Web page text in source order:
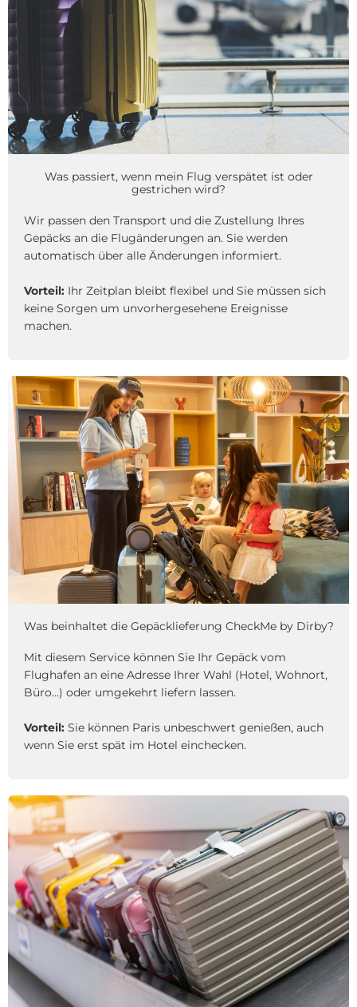
Was passiert, wenn mein Flug verspätet ist oder
gestrichen wird?
Wir passen den Transport und die Zustellung Ihres
Gepäcks an die Flugänderungen an. Sie werden
automatisch über alle Änderungen informiert.
Vorteil: Ihr Zeitplan bleibt flexibel und Sie müssen sich
keine Sorgen um unvorhergesehene Ereignisse
machen.
Was beinhaltet die Gepäcklieferung CheckMe by Dirby?
Mit diesem Service können Sie Ihr Gepäck vom
Flughafen an eine Adresse Ihrer Wahl (Hotel, Wohnort,
Büro…) oder umgekehrt liefern lassen.
Vorteil: Sie können Paris unbeschwert genießen, auch
wenn Sie erst spät im Hotel einchecken.